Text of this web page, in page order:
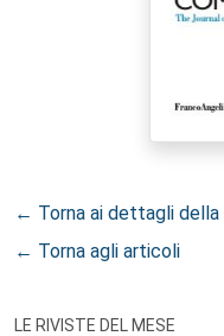
← Torna ai dettagli della
← Torna agli articoli
LE RIVISTE DEL MESE